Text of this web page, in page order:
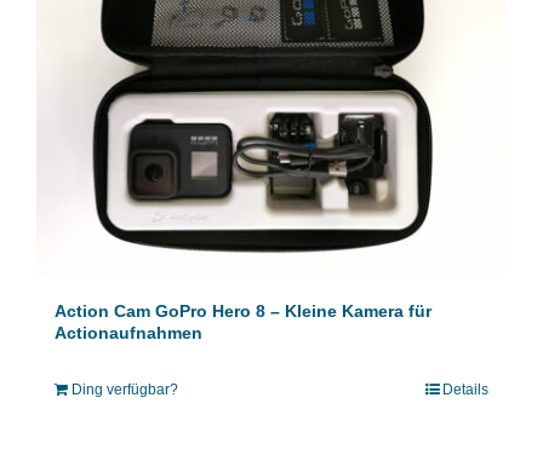
Action Cam GoPro Hero 8 – Kleine Kamera für
Actionaufnahmen
Ding verfügbar? Details